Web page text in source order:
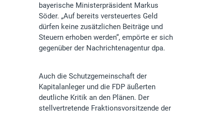
bayerische Ministerpräsident Markus
Söder. „Auf bereits versteuertes Geld
dürfen keine zusätzlichen Beiträge und
Steuern erhoben werden“, empörte er sich
gegenüber der Nachrichtenagentur dpa.
Auch die Schutzgemeinschaft der
Kapitalanleger und die FDP äußerten
deutliche Kritik an den Plänen. Der
stellvertretende Fraktionsvorsitzende der